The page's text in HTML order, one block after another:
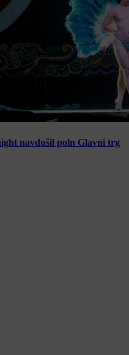
navdušil poln Glavni trg